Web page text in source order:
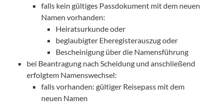
falls kein gültiges Passdokument mit dem neuen
Namen vorhanden:
Heiratsurkunde oder
beglaubigter Eheregisterauszug oder
Bescheinigung über die Namensführung
bei Beantragung nach Scheidung und anschließend
erfolgtem Namenswechsel:
falls vorhanden: gültiger Reisepass mit dem
neuen Namen